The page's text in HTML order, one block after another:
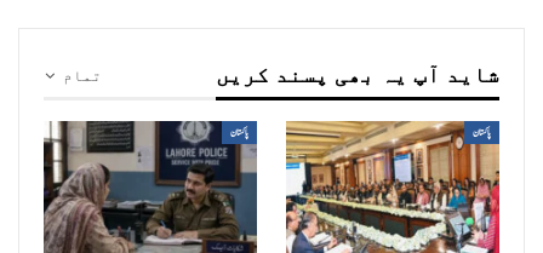
تمام شاید آپ یہ بھی پسند کریں
پاکستان پاکستان